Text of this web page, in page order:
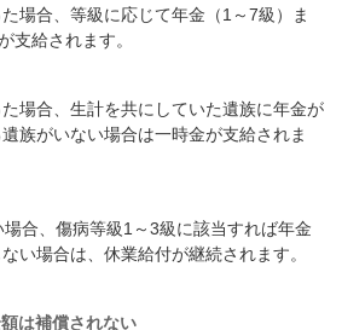
場合、等級に応じて年金（1～7級）ま
支給されます。
場合、生計を共にしていた遺族に年金が
族がいない場合は一時金が支給されま
合、傷病等級1～3級に該当すれば年金
い場合は、休業給付が継続されます。
は補償されない